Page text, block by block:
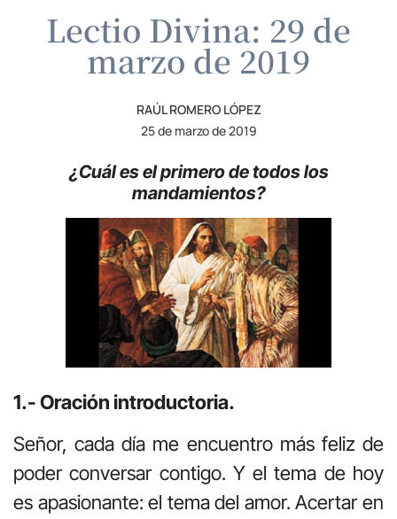
Lectio Divina: 29 de
marzo de 2019
RAÚL ROMERO LÓPEZ
25 de marzo de 2019
¿Cuál es el primero de todos los
mandamientos?
1.- Oración introductoria.
Señor, cada día me encuentro más feliz de
poder conversar contigo. Y el tema de hoy
es apasionante: el tema del amor. Acertar en